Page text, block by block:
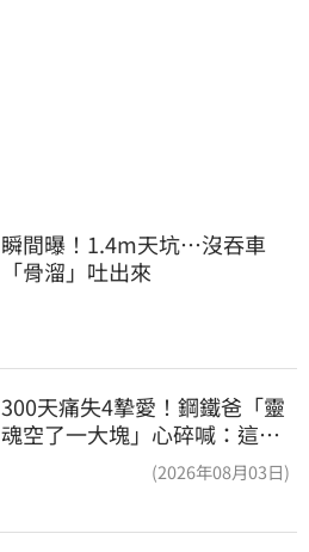
瞬間曝！1.4m天坑…沒吞車
「骨溜」吐出來
300天痛失4摯愛！鋼鐵爸「靈
魂空了一大塊」心碎喊：這輩
(2026年08月03日)